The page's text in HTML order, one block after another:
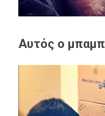
Αυτός ο